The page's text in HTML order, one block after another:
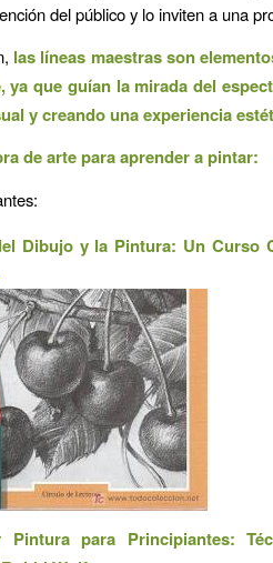
del público y lo inviten a una
las líneas maestras son
ya que guían la mirada del
y creando una experiencia
de arte para aprender a pintar:
Dibujo y la Pintura: Un Curso
Pintura para Principiantes: